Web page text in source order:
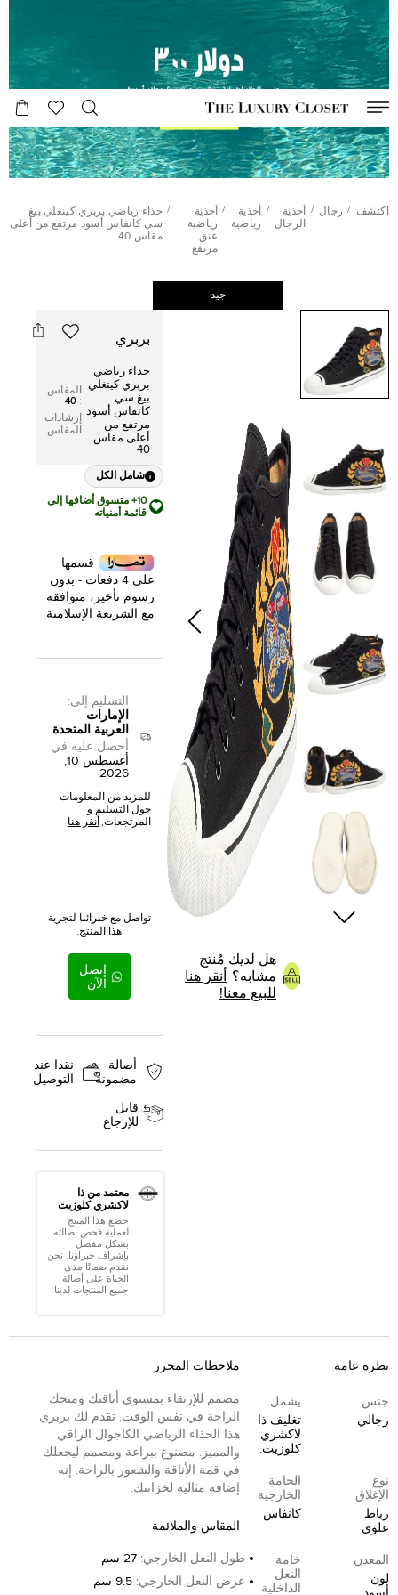
اكتشف / رجال /
أحذية
الرجال
/
أحذية
رياضية
/
أحذية
رياضية
عنق
مرتفع
/ حذاء رياضي بربري كينغلي بيغ
سي كانفاس أسود مرتفع من أعلى
مقاس 40
جيد
هل لديك مُنتج
مشابه؟
أنقر هنا
للبيع معنا!
بربري
حذاء رياضي
بربري كينغلي
بيغ سي
كانفاس أسود
مرتفع من
أعلى مقاس
40
المقاس
:
40
إرشادات
المقاس
شامل الكل
10+ متسوق أضافها إلى
قائمة أمنياته
قسمها
على 4 دفعات - بدون
رسوم تأخير، متوافقة
مع الشريعة الإسلامية
التسليم إلى:
الإمارات
العربية المتحدة
أحصل عليه في
أغسطس 10,
2026
للمزيد من المعلومات
حول التسليم و
المرتجعات, أنقر هنا
تواصل مع خبرائنا لتجربة
هذا المنتج.
إتصل
الآن
أصالة
مضمونة
نقدا عند
التوصيل
قابل
للإرجاع
معتمد من ذا
لاكشري كلوزيت
خضع هذا المنتج
لعملية فحص أصالته
بشكل مفصل
بإشراف خبراؤنا. نحن
نقدم ضمانًا مدى
الحياة على أصالة
جميع المنتجات لدينا.
نظرة عامة
جنس
رجالي
يشمل
تغليف ذا
لاكشري
كلوزيت.
نوع
الإغلاق
رباط
علوي
الخامة
الخارجية
كانفاس
المعدن
لون
خامة
النعل
الداخلية
ملاحظات المحرر
مصمم للإرتقاء بمستوى أناقتك ومنحك
الراحة في نفس الوقت. تقدم لك بربري
هذا الحذاء الرياضي الكاجوال الراقي
والمميز. مصنوع ببراعة ومصمم ليجعلك
في قمة الأناقة والشعور بالراحة. إنه
إضافة مثالية لخزانتك.
المقاس والملائمة
طول النعل الخارجي: 27 سم
عرض النعل الخارجي: 9.5 سم